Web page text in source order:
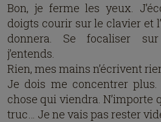
Bon, je ferme les yeux.
doigts courir sur le clavier et
donnera. Se focaliser
j’entends.
Rien, mes mains n’écrivent
Je dois me concentrer
chose qui viendra. N’importe
truc… Je ne vais pas rester